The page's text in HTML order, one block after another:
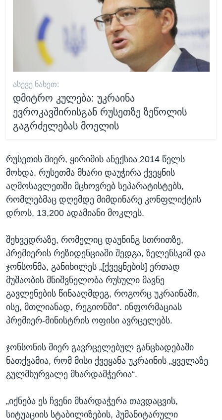
ᲐᲡᲔᲕᲔ ᲜᲐᲮᲔᲗ:
დმიტრო კულება: უკრაინა
ევროკავშირისგან რუსეთზე ზეწოლის
გაგრძელებას მოელის
რუსეთის მიერ, ყირიმის ანექსია 2014 წელს
მოხდა. რუსეთმა მხარი დაუჭირა ქვეყნის
აღმოსავლეთში მცხოვრებ სეპარატისტებს,
რომლებმაც დღემდე მიმდინარე კონფლიქტის
დროს, 13,200 ადამიანი მოკლეს.
შეხვედრაზე, რომელიც დაუნინგ სთრითზე,
პრემიერის რეზიდენციაში შედგა, ზელენსკიმ და
ჯონსონმა, განიხილეს „[ქვეყნების] ერთად
მუშაობის მნიშვნელობა რუსული მავნე
გავლენების წინააღმდეგ, როგორც უკრაინაში,
ისე, მთლიანად, რეგიონში“. ინფორმაციას
პრემიერ-მინისტრის ოფისი ავრცელებს.
ჯონსონის მიერ გავრცელებულ განცხადებაში
ნათქვამია, რომ მისი ქვეყანა უკრაინის „ყველაზე
გულმხურვალე მხარდამჭერია“.
„იქნება ეს ჩვენი მხარდაჭერა თავდაცვის,
სიტუაციის სტაბილიზების, ჰუმანიტარული